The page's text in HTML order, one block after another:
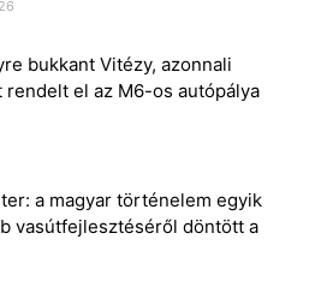
bukkant Vitézy, azonnali
rendelt el az M6-os autópálya
a magyar történelem egyik
vasútfejlesztéséről döntött a